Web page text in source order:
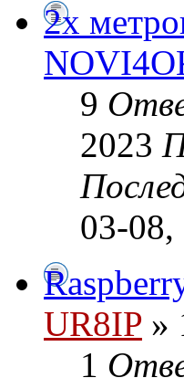
2х
9
2023
03-08,
UR8IP »
1